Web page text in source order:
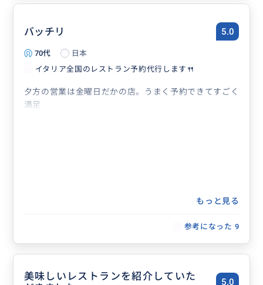
バッチリ 5.0
70代
日本
イタリア全国のレストラン予約代行します🍴
夕方の営業は金曜日だかの店。うまく予約できてすごく
満足
もっと見る
参考になった 9
美味しいレストランを紹介していた
5.0